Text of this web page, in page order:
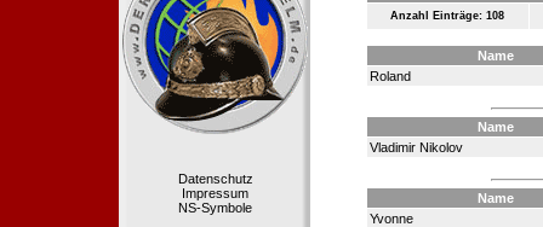
Datenschutz
Impressum
NS-Symbole
Anzahl Einträge: 108
Name
Roland
Name
Vladimir Nikolov
Name
Yvonne